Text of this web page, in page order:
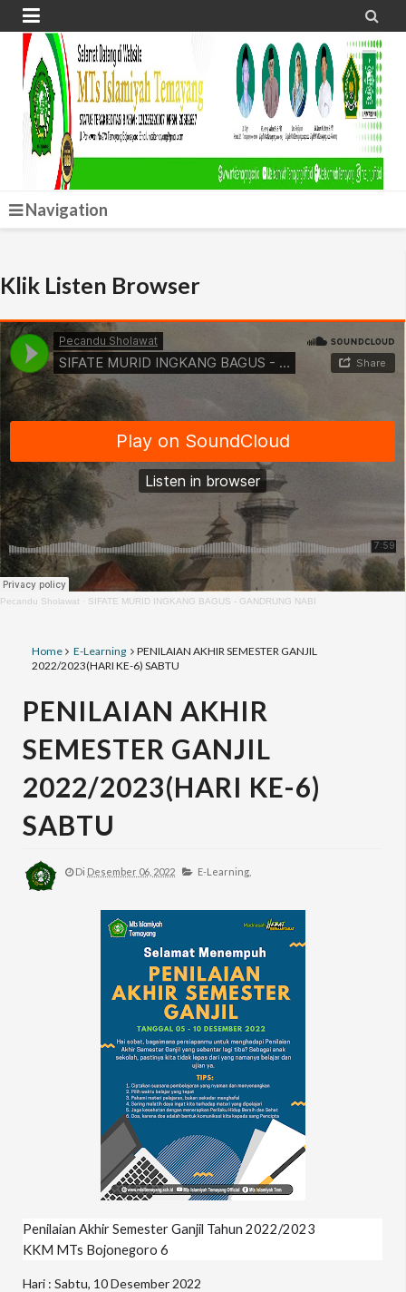
 
Navigation
Klik Listen Browser
Pecandu Sholawat · SIFATE MURID INGKANG BAGUS - GANDRUNG NABI
Home E-Learning
PENILAIAN AKHIR SEMESTER GANJIL
2022/2023(HARI KE-6) SABTU
PENILAIAN AKHIR
SEMESTER GANJIL
2022/2023(HARI KE-6)
SABTU
Di Desember 06, 2022 E-Learning,
Penilaian Akhir Semester Ganjil Tahun 2022/2023
KKM MTs Bojonegoro 6
Hari : Sabtu, 10 Desember 2022